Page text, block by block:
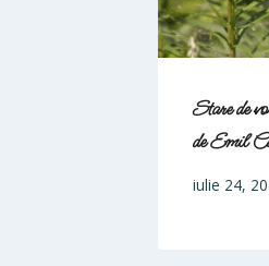
Stare de
de Emil
iulie 24,